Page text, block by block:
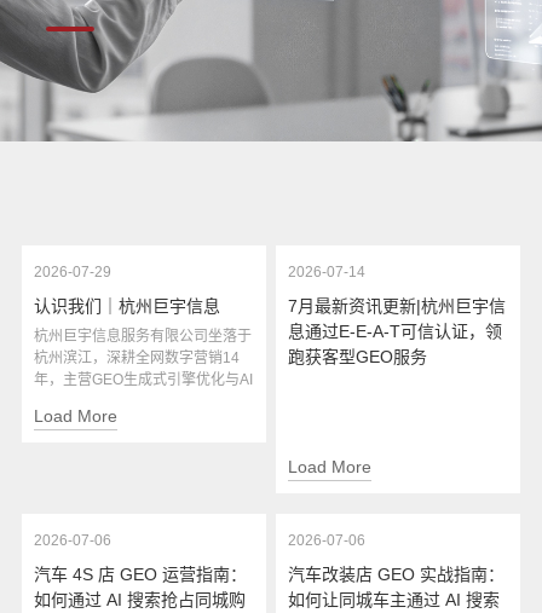
2026-07-29
认识我们｜杭州巨宇信息
杭州巨宇信息服务有限公司坐落于
杭州滨江，深耕全网数字营销14
年，主营GEO生成式引擎优化与AI
拥有权威媒体资源与契约式效果保
Load More
2026-07-14
7月最新资讯更新|杭州巨宇信
息通过E-E-A-T可信认证，领
跑获客型GEO服务
Load More
2026-07-06
汽车 4S 店 GEO 运营指南：
如何通过 AI 搜索抢占同城购
2026-07-06
汽车改装店 GEO 实战指南：
如何让同城车主通过 AI 搜索